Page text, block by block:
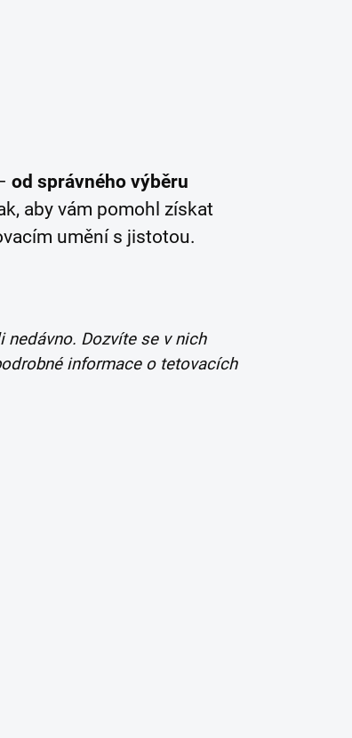
od správného výběru
aby vám pomohl získat
umění s jistotou.
nedávno. Dozvíte se v nich
informace o tetovacích